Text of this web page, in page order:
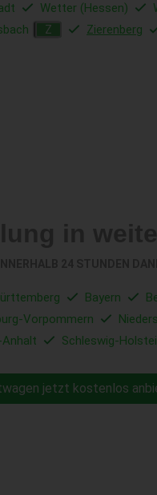
Wetter (Hessen)
Z Zierenberg
Bayern
Vorpommern
Schleswig-
jetzt kostenlos